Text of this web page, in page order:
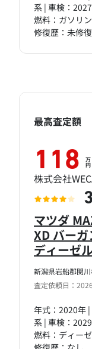
系 | 車検：
燃料：ガソリ
修復歴：未修復
新潟県岩船郡関
査定依頼日：
マツダ
XD バー
ディーゼ
年式：2020年
系 | 車検：
燃料：ディー
最高査定額
118 万
円
株式会社